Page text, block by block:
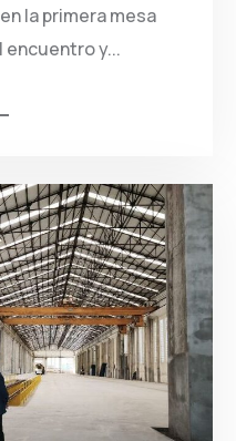
la primera mesa
y...